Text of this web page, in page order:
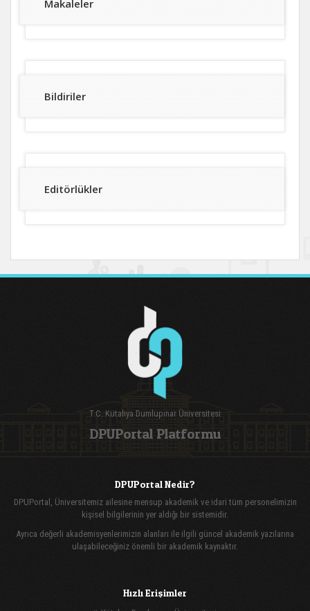
Makaleler
Bildiriler
Editörlükler
T.C. Kütahya Dumlupınar Üniversitesi
DPUPortal Platformu
DPUPortal Nedir?
DPUPortal, Üniversitemiz ailesine mensup akademik ve idari tüm personelimizin
kişisel bilgilerinin yer aldığı bir sistemidir.
Ayrıca değerli akademisyenlerimizin alanları ile ilgili güncel akademik yazılarına
ulaşabileceğiniz önemli bir akademik kaynaktır.
Hızlı Erişimler